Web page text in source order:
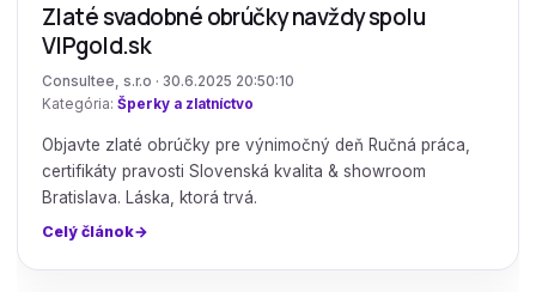
Zlaté svadobné obrúčky navždy spolu
VIPgold.sk
Consultee, s.r.o · 30.6.2025 20:50:10
Kategória: Šperky a zlatníctvo
Objavte zlaté obrúčky pre výnimočný deň Ručná práca,
certifikáty pravosti Slovenská kvalita & showroom
Bratislava. Láska, ktorá trvá.
Celý článok